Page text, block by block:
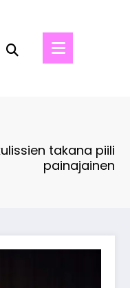
takana piili
painajainen